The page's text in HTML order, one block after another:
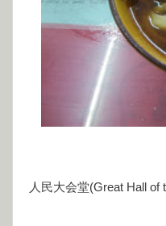
人民大会堂(Great Hall of